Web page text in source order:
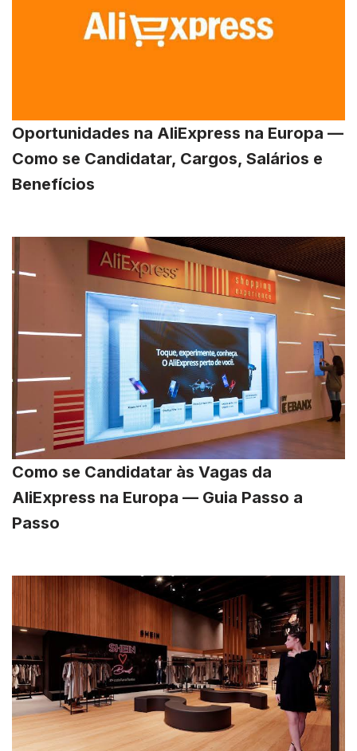
Oportunidades na AliExpress na Europa —
Como se Candidatar, Cargos, Salários e
Benefícios
Como se Candidatar às Vagas da
AliExpress na Europa — Guia Passo a
Passo